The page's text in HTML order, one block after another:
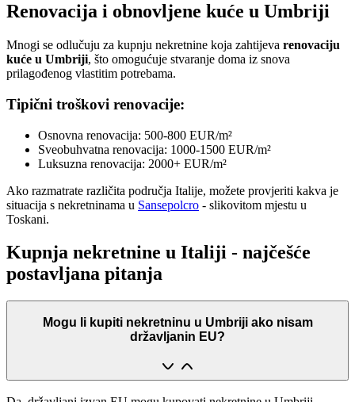
Renovacija i obnovljene kuće u Umbriji
Mnogi se odlučuju za kupnju nekretnine koja zahtijeva renovaciju
kuće u Umbriji, što omogućuje stvaranje doma iz snova
prilagođenog vlastitim potrebama.
Tipični troškovi renovacije:
Osnovna renovacija: 500-800 EUR/m²
Sveobuhvatna renovacija: 1000-1500 EUR/m²
Luksuzna renovacija: 2000+ EUR/m²
Ako razmatrate različita područja Italije, možete provjeriti kakva je
situacija s nekretninama u Sansepolcro - slikovitom mjestu u
Toskani.
Kupnja nekretnine u Italiji - najčešće
postavljana pitanja
Mogu li kupiti nekretninu u Umbriji ako nisam
državljanin EU?